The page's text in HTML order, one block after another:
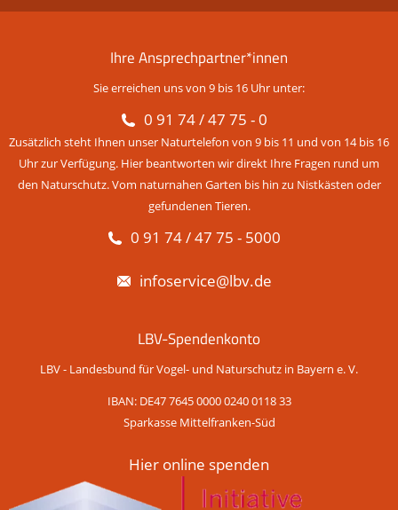
Ihre Ansprechpartner*innen
Sie erreichen uns von 9 bis 16 Uhr unter:
0 91 74 / 47 75 - 0
Zusätzlich steht Ihnen unser Naturtelefon von 9 bis 11 und von 14 bis 16
Uhr zur Verfügung. Hier beantworten wir direkt Ihre Fragen rund um
den Naturschutz. Vom naturnahen Garten bis hin zu Nistkästen oder
gefundenen Tieren.
0 91 74 / 47 75 - 5000
infoservice@lbv.de
LBV-Spendenkonto
LBV - Landesbund für Vogel- und Naturschutz in Bayern e. V.
IBAN: DE47 7645 0000 0240 0118 33
Sparkasse Mittelfranken-Süd
Hier online spenden